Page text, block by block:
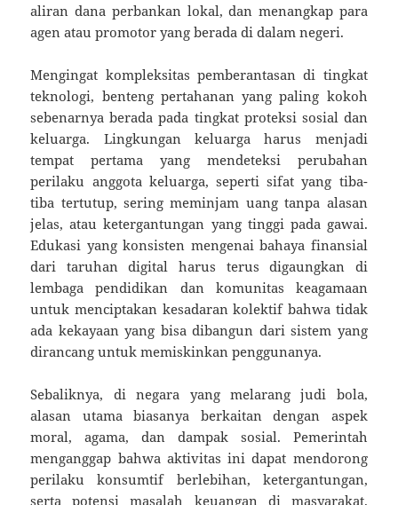
aliran dana perbankan lokal, dan menangkap para
agen atau promotor yang berada di dalam negeri.
Mengingat kompleksitas pemberantasan di tingkat
teknologi, benteng pertahanan yang paling kokoh
sebenarnya berada pada tingkat proteksi sosial dan
keluarga. Lingkungan keluarga harus menjadi
tempat pertama yang mendeteksi perubahan
perilaku anggota keluarga, seperti sifat yang tiba-
tiba tertutup, sering meminjam uang tanpa alasan
jelas, atau ketergantungan yang tinggi pada gawai.
Edukasi yang konsisten mengenai bahaya finansial
dari taruhan digital harus terus digaungkan di
lembaga pendidikan dan komunitas keagamaan
untuk menciptakan kesadaran kolektif bahwa tidak
ada kekayaan yang bisa dibangun dari sistem yang
dirancang untuk memiskinkan penggunanya.
Sebaliknya, di negara yang melarang judi bola,
alasan utama biasanya berkaitan dengan aspek
moral, agama, dan dampak sosial. Pemerintah
menganggap bahwa aktivitas ini dapat mendorong
perilaku konsumtif berlebihan, ketergantungan,
serta potensi masalah keuangan di masyarakat.